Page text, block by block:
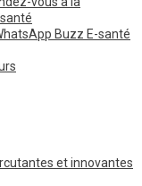
Buzz E-santé
et innovantes